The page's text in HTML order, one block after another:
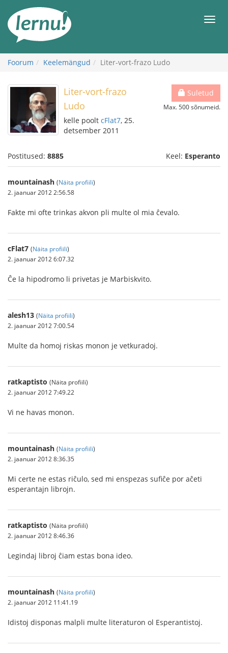
juurde
Foorum Keelemängud Liter-vort-frazo Ludo
Suletud
Max. 500 sõnumeid.
Liter-vort-frazo
Ludo
kelle poolt cFlat7, 25.
detsember 2011
Postitused: 8885 Keel: Esperanto
mountainash (Näita profiili)
2. jaanuar 2012 2:56.58
Fakte mi ofte trinkas akvon pli multe ol mia ĉevalo.
cFlat7 (Näita profiili)
2. jaanuar 2012 6:07.32
Ĉe la hipodromo li privetas je Marbiskvito.
alesh13 (Näita profiili)
2. jaanuar 2012 7:00.54
Multe da homoj riskas monon je vetkuradoj.
ratkaptisto (Näita profiili)
2. jaanuar 2012 7:49.22
Vi ne havas monon.
mountainash (Näita profiili)
2. jaanuar 2012 8:36.35
Mi certe ne estas riĉulo, sed mi enspezas sufiĉe por aĉeti
esperantajn librojn.
ratkaptisto (Näita profiili)
2. jaanuar 2012 8:46.36
Legindaj libroj ĉiam estas bona ideo.
mountainash (Näita profiili)
2. jaanuar 2012 11:41.19
Idistoj disponas malpli multe literaturon ol Esperantistoj.